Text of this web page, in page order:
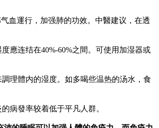
血運行，加强肺的功效。中醫建议，在透
應连结在40%-60%之間。可使用加湿器或
理體内的湿度。如多喝些温热的汤水，食
病發率较着低于平凡人群。